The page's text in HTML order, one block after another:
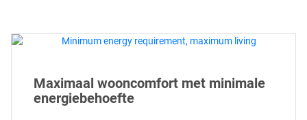
Maximaal wooncomfort met minimale
energiebehoefte